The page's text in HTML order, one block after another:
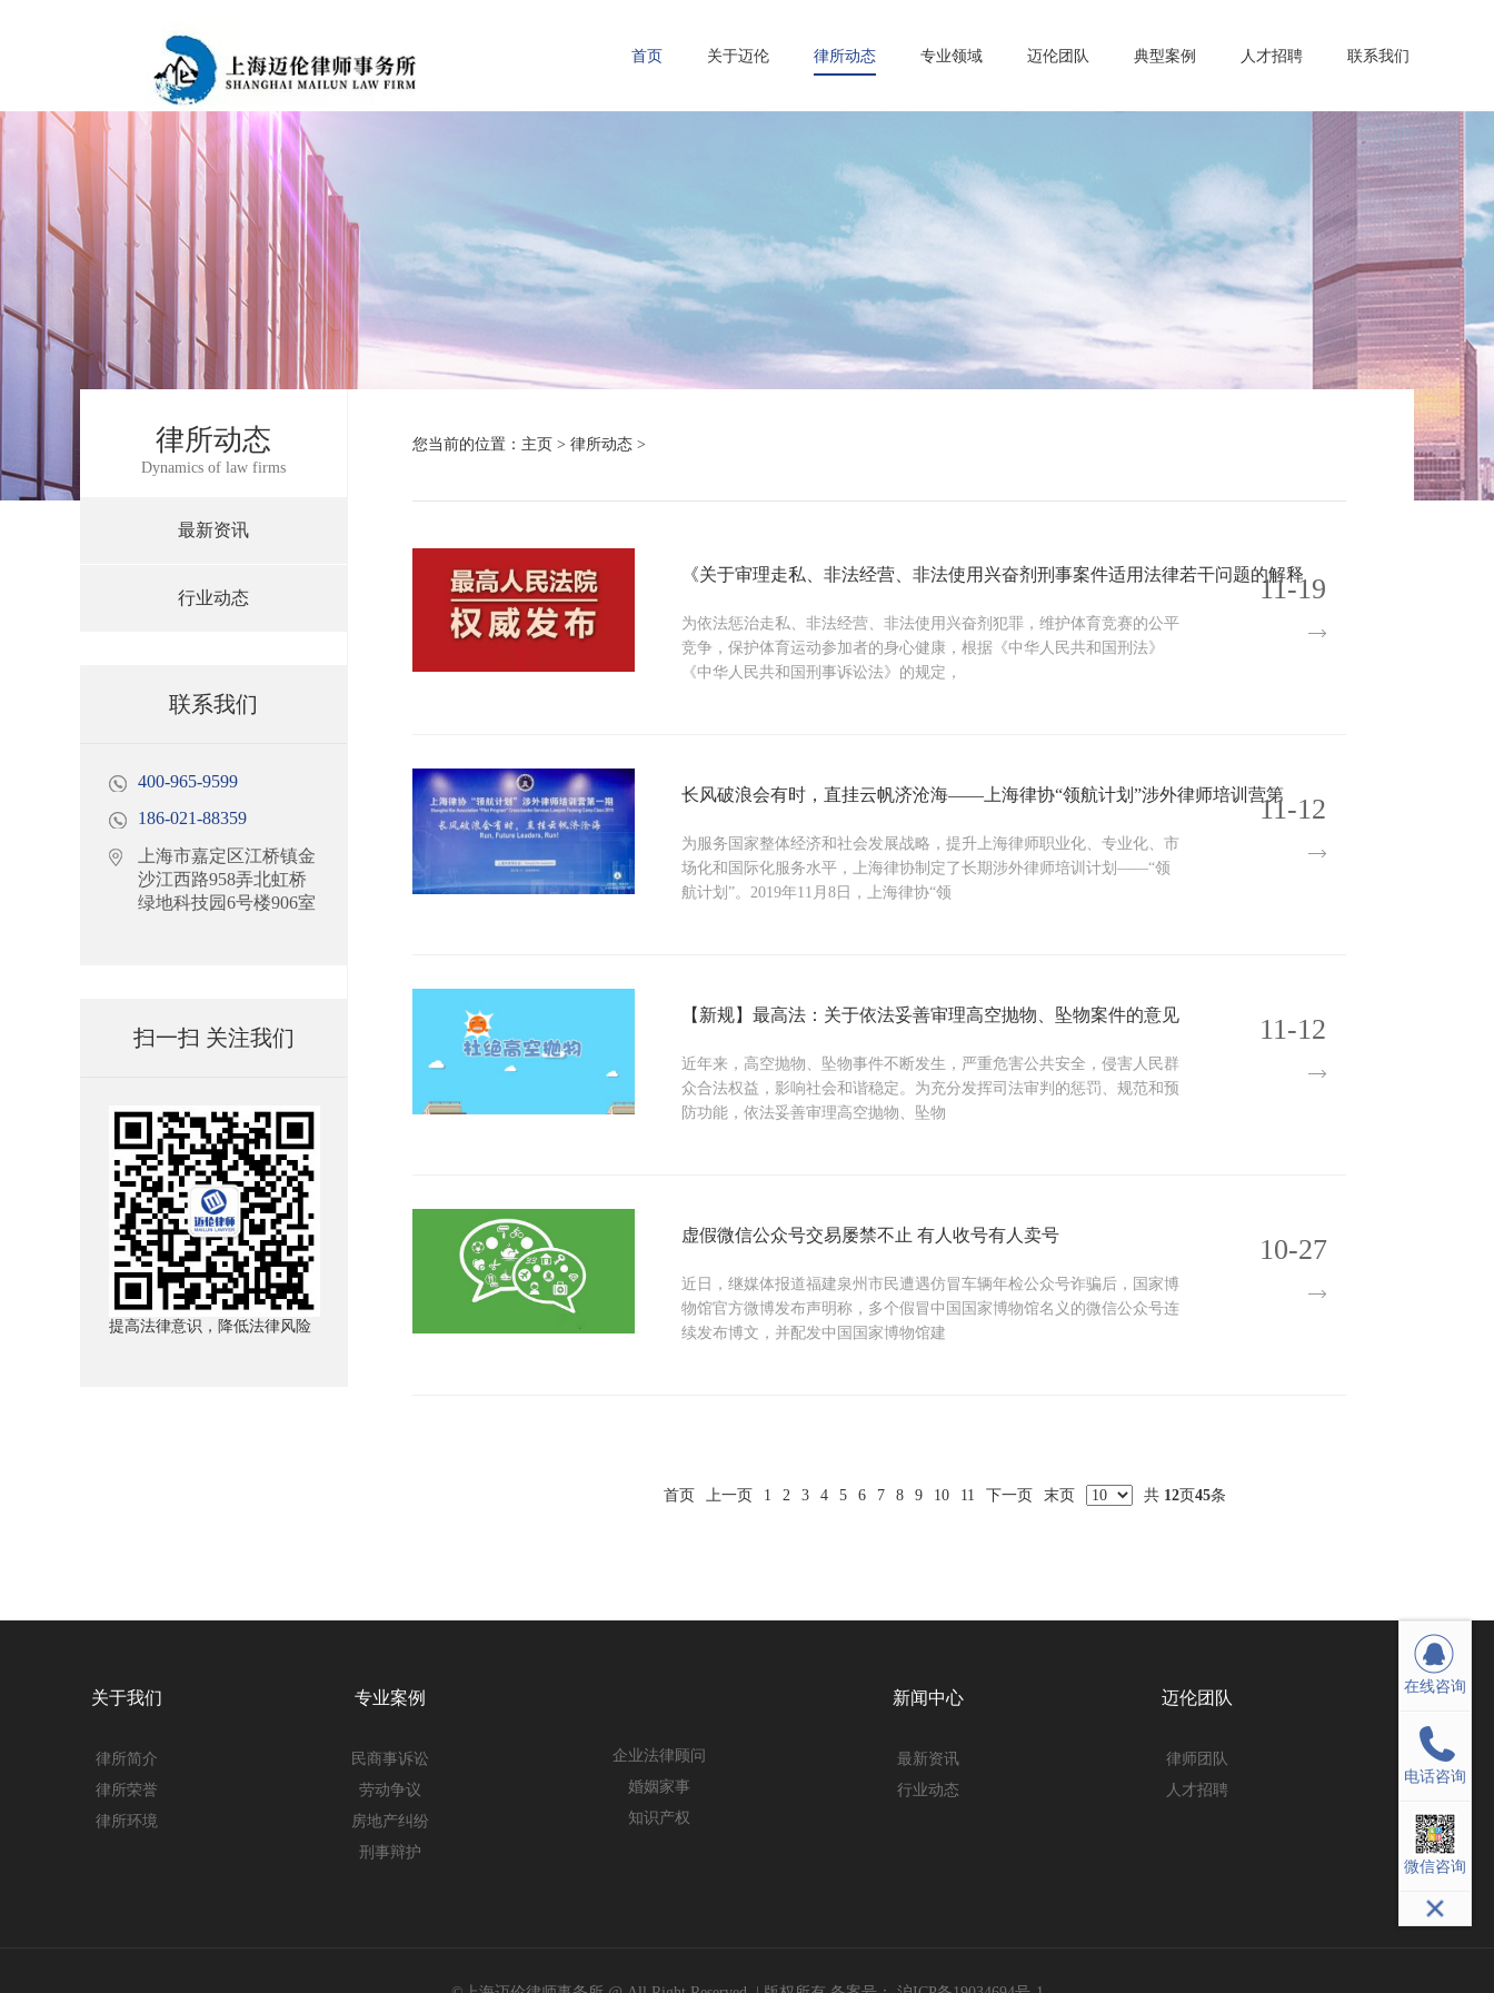
首页 关于迈伦 律所动态 专业领域 迈伦团队 典型案例 人才招聘 联系我们
律所动态
Dynamics of law firms
最新资讯
行业动态
联系我们
400-965-9599
186-021-88359
上海市嘉定区江桥镇金
沙江西路958弄北虹桥
绿地科技园6号楼906室
扫一扫 关注我们
提高法律意识，降低法律风险
您当前的位置： 主页 > 律所动态 >
《关于审理走私、非法经营、非法使用兴奋剂刑事案件适用法律若干问题的解释
为依法惩治走私、非法经营、非法使用兴奋剂犯罪，维护体育竞赛的公平
竞争，保护体育运动参加者的身心健康，根据《中华人民共和国刑法》
《中华人民共和国刑事诉讼法》的规定，
11-19
长风破浪会有时，直挂云帆济沧海——上海律协“领航计划”涉外律师培训营第
为服务国家整体经济和社会发展战略，提升上海律师职业化、专业化、市
场化和国际化服务水平，上海律协制定了长期涉外律师培训计划——“领
航计划”。2019年11月8日，上海律协“领
11-12
【新规】最高法：关于依法妥善审理高空抛物、坠物案件的意见
近年来，高空抛物、坠物事件不断发生，严重危害公共安全，侵害人民群
众合法权益，影响社会和谐稳定。为充分发挥司法审判的惩罚、规范和预
防功能，依法妥善审理高空抛物、坠物
11-12
虚假微信公众号交易屡禁不止 有人收号有人卖号
近日，继媒体报道福建泉州市民遭遇仿冒车辆年检公众号诈骗后，国家博
物馆官方微博发布声明称，多个假冒中国国家博物馆名义的微信公众号连
续发布博文，并配发中国国家博物馆建
10-27
首页 上一页 1 2 3 4 5 6 7 8 9 10 11 下一页 末页 共 12页45条
关于我们
律所简介
律所荣誉
律所环境
专业案例
民商事诉讼
劳动争议
房地产纠纷
刑事辩护
企业法律顾问
婚姻家事
知识产权
新闻中心
最新资讯
行业动态
迈伦团队
律师团队
人才招聘
在线咨询
电话咨询
微信咨询
在线咨询
电话咨询
微信咨询